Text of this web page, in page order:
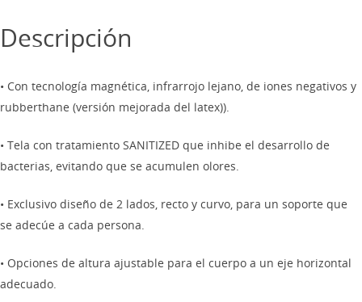
Descripción
• Con tecnología magnética, infrarrojo lejano, de iones negativos y
rubberthane (versión mejorada del latex)).
• Tela con tratamiento SANITIZED que inhibe el desarrollo de
bacterias, evitando que se acumulen olores.
• Exclusivo diseño de 2 lados, recto y curvo, para un soporte que
se adecúe a cada persona.
• Opciones de altura ajustable para el cuerpo a un eje horizontal
adecuado.